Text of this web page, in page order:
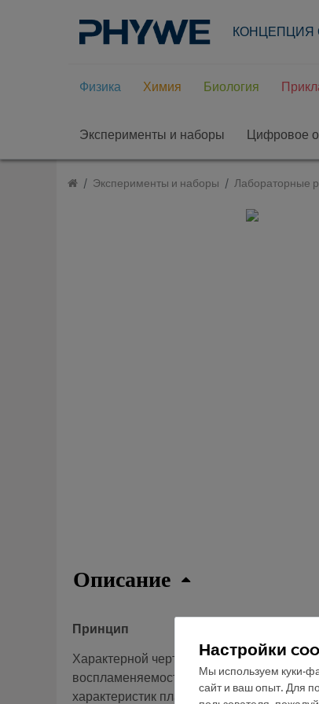
КОНЦЕПЦИЯ
Физика Химия Биология
Эксперименты и наборы Цифровое
Эксперименты и наборы Лабораторные
Описание
Принцип
Характерной чертой пластиков
воспламеняемости в пламени и вне его,
характеристик пластмасс, из которого
Настройки
Мы используем куки-
сайт и ваш опыт. Для